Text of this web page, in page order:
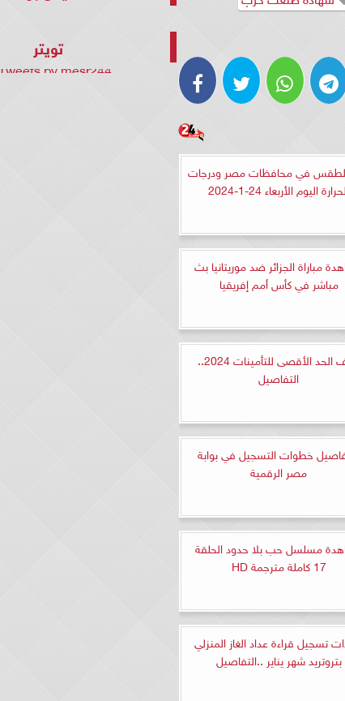
الطقس في محافظات مصر ودرجات
اليوم الأربعاء 24-1-2024
مباراة الجزائر ضد موريتانيا بث
مباشر في كأس أمم إفريقيا
اعرف الحد الأقصى للتأمينات 2024..
التفاصيل
خطوات التسجيل في بوابة
مصر الرقمية
مسلسل حب بلا حدود الحلقة
17 كاملة مترجمة HD
تسجيل قراءة عداد الغاز المنزلي
بتروتريد شهر يناير ..التفاصيل
تويتر
Tweets by mesr244